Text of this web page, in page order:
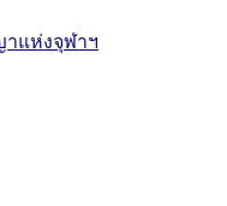
แห่งจุฬาฯ